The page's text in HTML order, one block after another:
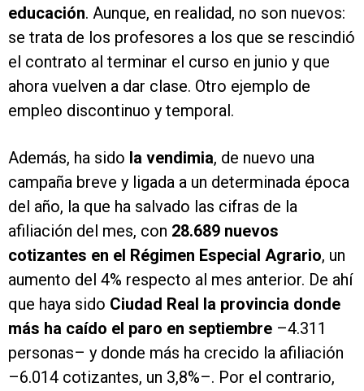
educación. Aunque, en realidad, no son nuevos:
se trata de los profesores a los que se rescindió
el contrato al terminar el curso en junio y que
ahora vuelven a dar clase. Otro ejemplo de
empleo discontinuo y temporal.
Además, ha sido la vendimia, de nuevo una
campaña breve y ligada a un determinada época
del año, la que ha salvado las cifras de la
afiliación del mes, con 28.689 nuevos
cotizantes en el Régimen Especial Agrario, un
aumento del 4% respecto al mes anterior. De ahí
que haya sido Ciudad Real la provincia donde
más ha caído el paro en septiembre –4.311
personas– y donde más ha crecido la afiliación
–6.014 cotizantes, un 3,8%–. Por el contrario,